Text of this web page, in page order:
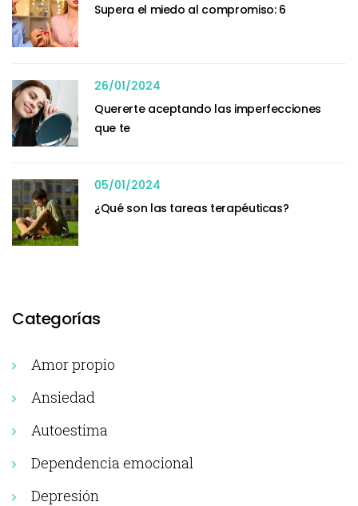
Supera el miedo al compromiso: 6
26/01/2024
Quererte aceptando las imperfecciones
que te
05/01/2024
¿Qué son las tareas terapéuticas?
Categorías
Amor propio
Ansiedad
Autoestima
Dependencia emocional
Depresión